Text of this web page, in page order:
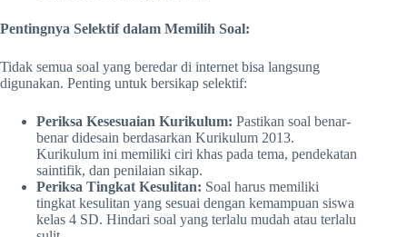
Pentingnya Selektif dalam Memilih Soal:
Tidak semua soal yang beredar di internet bisa langsung
digunakan. Penting untuk bersikap selektif:
Periksa Kesesuaian Kurikulum: Pastikan soal benar-
benar didesain berdasarkan Kurikulum 2013.
Kurikulum ini memiliki ciri khas pada tema, pendekatan
saintifik, dan penilaian sikap.
Periksa Tingkat Kesulitan: Soal harus memiliki
tingkat kesulitan yang sesuai dengan kemampuan siswa
kelas 4 SD. Hindari soal yang terlalu mudah atau terlalu